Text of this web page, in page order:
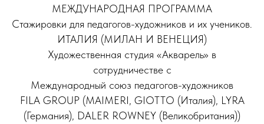
МЕЖДУНАРОДНАЯ ПРОГРАММА
Стажировки для педагогов-художников и их учеников.
ИТАЛИЯ (МИЛАН И ВЕНЕЦИЯ)
Художественная студия «Акварель» в
сотрудничестве с
Международный союз педагогов-художников
FILA GROUP (MAIMERI, GIOTTO (Италия), LYRA
(Германия), DALER ROWNEY (Великобритания))